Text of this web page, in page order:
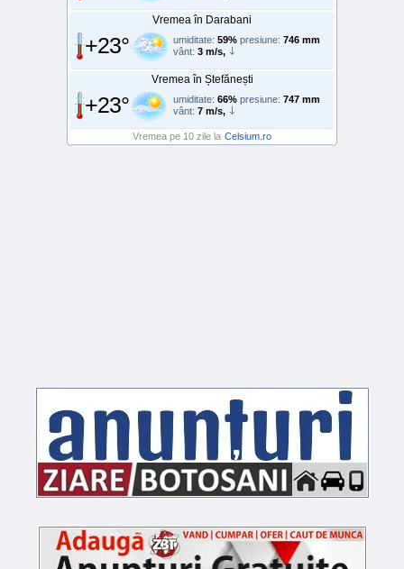
Vremea în Darabani
+23° umiditate: 59% presiune: 746 mm
vânt: 3 m/s,
Vremea în Ștefănești
+23° umiditate: 66% presiune: 747 mm
vânt: 7 m/s,
Vremea pe 10 zile la Celsium.ro